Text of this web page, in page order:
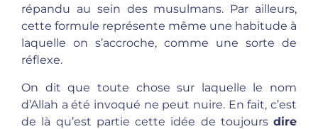
répandu au sein des musulmans. Par ailleurs,
cette formule représente même une habitude à
laquelle on s’accroche, comme une sorte de
réflexe.
On dit que toute chose sur laquelle le nom
d’Allah a été invoqué ne peut nuire. En fait, c’est
de là qu’est partie cette idée de toujours dire